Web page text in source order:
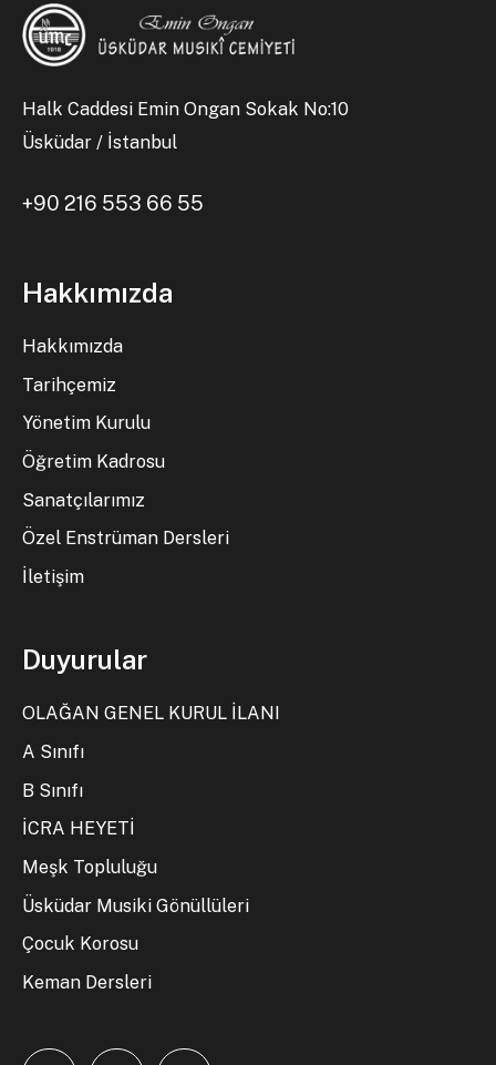
Halk Caddesi Emin Ongan Sokak No:10
Üsküdar / İstanbul
+90 216 553 66 55
Hakkımızda
Hakkımızda
Tarihçemiz
Yönetim Kurulu
Öğretim Kadrosu
Sanatçılarımız
Özel Enstrüman Dersleri
İletişim
Duyurular
OLAĞAN GENEL KURUL İLANI
A Sınıfı
B Sınıfı
İCRA HEYETİ
Meşk Topluluğu
Üsküdar Musiki Gönüllüleri
Çocuk Korosu
Keman Dersleri